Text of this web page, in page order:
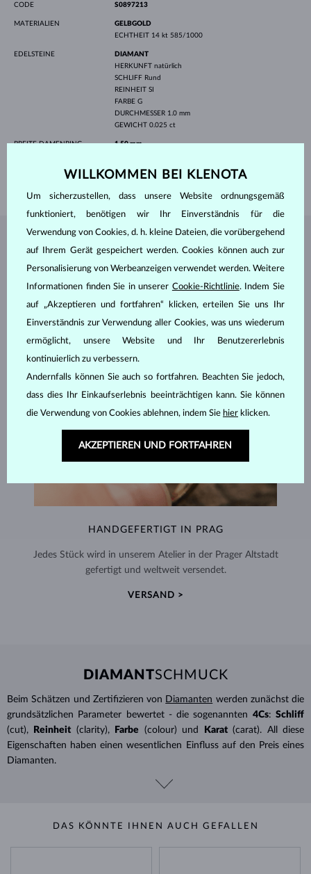
CODE S0897213
MATERIALIEN
GELBGOLD
ECHTHEIT 14 kt 585/1000
EDELSTEINE
DIAMANT
HERKUNFT natürlich
SCHLIFF Rund
REINHEIT SI
FARBE G
DURCHMESSER 1.0 mm
GEWICHT 0.025 ct
BREITE DAMENRING 1.50 mm
SCHMUCK AUS DEMKLENOTA ATELIER
HANDGEFERTIGT IN PRAG
Jedes Stück wird in unserem Atelier in der Prager Altstadt
gefertigt und weltweit versendet.
VERSAND >
DIAMANTSCHMUCK
Beim Schätzen und Zertifizieren von Diamanten werden zunächst die
grundsätzlichen Parameter bewertet - die sogenannten 4Cs: Schliff
(cut),
Reinheit (clarity), Farbe (colour) und Karat (carat). All diese
Eigenschaften haben einen wesentlichen Einfluss auf den Preis eines
Diamanten.
DAS KÖNNTE IHNEN AUCH GEFALLEN
WILLKOMMEN BEI KLENOTA
Um sicherzustellen, dass unsere Website ordnungsgemäß
funktioniert, benötigen wir Ihr Einverständnis für die
Verwendung von Cookies, d. h. kleine Dateien, die vorübergehend
auf Ihrem Gerät gespeichert werden. Cookies können auch zur
Personalisierung von Werbeanzeigen verwendet werden. Weitere
Informationen finden Sie in unserer Cookie-Richtlinie. Indem Sie
auf „Akzeptieren und fortfahren“ klicken, erteilen Sie uns Ihr
Einverständnis zur Verwendung aller Cookies, was uns wiederum
ermöglicht, unsere Website und Ihr Benutzererlebnis
kontinuierlich zu verbessern.
Andernfalls können Sie auch so fortfahren. Beachten Sie jedoch,
dass dies Ihr Einkaufserlebnis beeinträchtigen kann. Sie können
die Verwendung von Cookies ablehnen, indem Sie hier klicken.
AKZEPTIEREN UND FORTFAHREN